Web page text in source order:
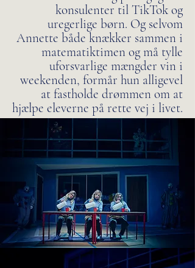
konsulenter til TikTok og
uregerlige børn. Og selvom
Annette både knækker sammen i
matematiktimen og må tylle
uforsvarlige mængder vin i
weekenden, formår hun alligevel
at fastholde drømmen om at
hjælpe eleverne på rette vej i livet.